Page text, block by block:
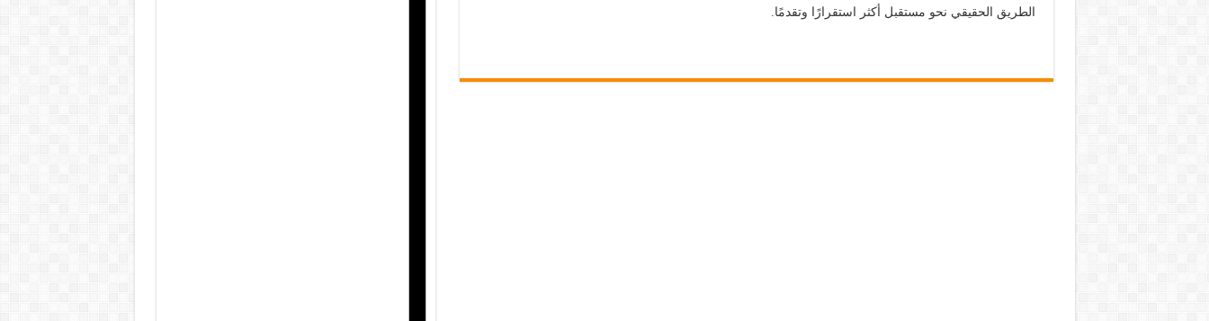
الطريق الحقيقي نحو مستقبل أكثر استقرارًا وتقدمًا.